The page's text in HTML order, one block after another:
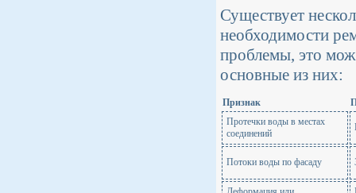
Существует
необходимости
проблемы, это
основные из них:
Признак
Протечки воды в местах
соединений
Потоки воды по фасаду